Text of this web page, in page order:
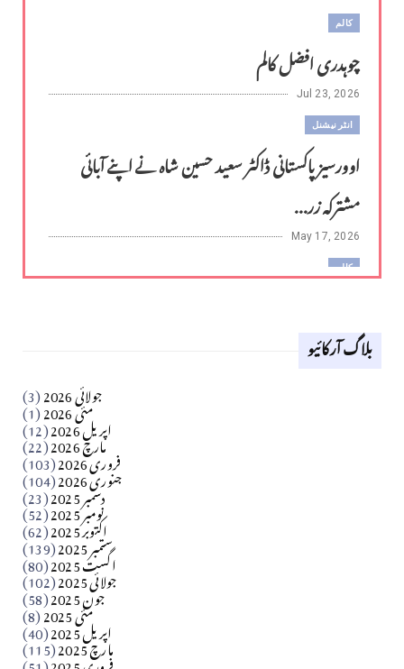
کالم
چوہدری افضل کالم
Jul 23, 2026
انٹر نیشنل
اوورسیز پاکستانی ڈاکٹر سعید حسین شاہ نے اپنے آبائی
مشترکہ زر...
May 17, 2026
کالم
Apr 18, 2026
بلاگ آرکائیو
جولائی 2026 (3) مئی 2026 (1) اپریل 2026 (12) مارچ 2026 (22) فروری 2026 (103) جنوری 2026 (104) دسمبر 2025 (23) نومبر 2025 (52) اکتوبر 2025 (62) ستمبر 2025 (139) اگست 2025 (80) جولائی 2025 (102) جون 2025 (58) مئی 2025 (8) اپریل 2025 (40) مارچ 2025 (115)